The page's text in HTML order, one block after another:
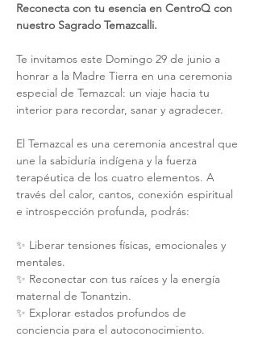
Reconecta con tu esencia en CentroQ con
nuestro Sagrado Temazcalli.
Te invitamos este Domingo 29 de junio a
honrar a la Madre Tierra en una ceremonia
especial de Temazcal: un viaje hacia tu
interior para recordar, sanar y agradecer.
El Temazcal es una ceremonia ancestral que
une la sabiduría indígena y la fuerza
terapéutica de los cuatro elementos. A
través del calor, cantos, conexión espiritual
e introspección profunda, podrás:
✨ Liberar tensiones físicas, emocionales y
mentales.
✨ Reconectar con tus raíces y la energía
maternal de Tonantzin.
✨ Explorar estados profundos de
conciencia para el autoconocimiento.